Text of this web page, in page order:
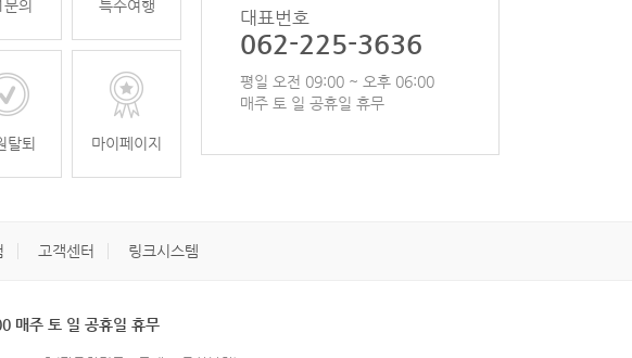
문의 특수여행
탈퇴 마이페이지
대표번호
062-225-3636
평일 오전 09:00 ~ 오후 06:00
매주 토 일 공휴일 휴무
고객센터 링크시스템
매주 토 일 공휴일 휴무